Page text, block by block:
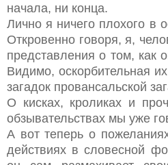
начала, ни конца.
Лично я ничего плохого в
Откровенно говоря, я,
представления о том, как
Видимо, оскорбительная
загадок провансальской
О кисках, кроликах и
обзывательствах мы уже
А вот теперь о
действиях в словесной